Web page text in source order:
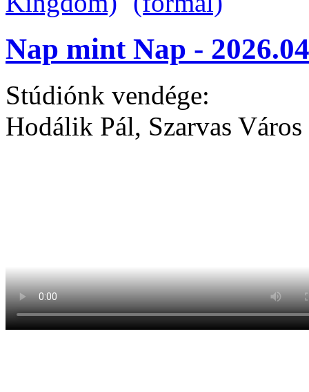
Nap mint Nap -
Stúdiónk vendége:
Hodálik Pál, Szarvas